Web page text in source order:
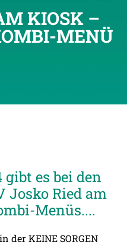
KIOSK –
MENÜ
gibt es bei den
Josko Ried am
Menüs....
der KEINE SORGEN